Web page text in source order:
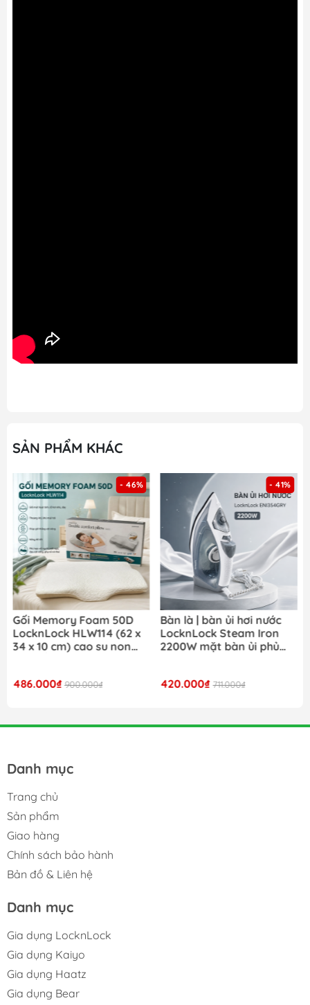
SẢN PHẨM KHÁC
- 46%
Gối Memory Foam 50D
LocknLock HLW114 (62 x
34 x 10 cm) cao su non
486.000₫ 900.000₫
- 41%
Bàn là | bàn ủi hơi nước
LocknLock Steam Iron
2200W mặt bàn ủi phủ
420.000₫ 711.000₫
Danh mục
Trang chủ
Sản phẩm
Giao hàng
Chính sách bảo hành
Bản đồ & Liên hệ
Danh mục
Gia dụng LocknLock
Gia dụng Kaiyo
Gia dụng Haatz
Gia dụng Bear